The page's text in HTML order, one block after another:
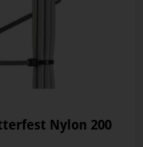
Nylon 200